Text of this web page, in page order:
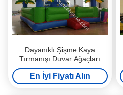
Dayanıklı Şişme Kaya
Tırmanışı Duvar Ağaçları
Dijital Baskı 7 X 7m Güvenli
Toksik Olmayan
En İyi Fiyatı Alın